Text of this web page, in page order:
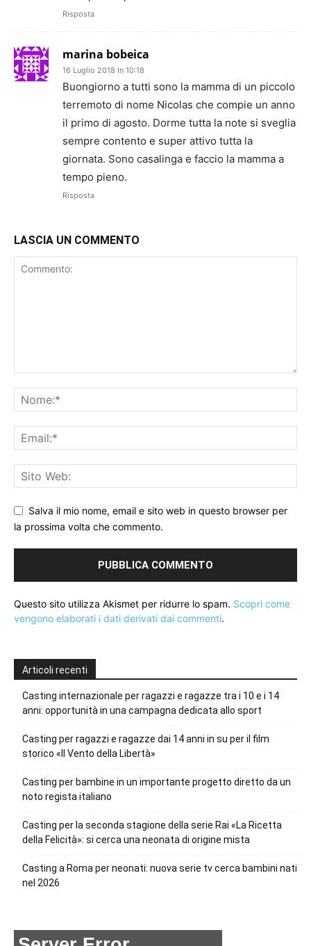
Risposta
marina bobeica
16 Luglio 2018 In 10:18
Buongiorno a tutti sono la mamma di un piccolo
terremoto di nome Nicolas che compie un anno
il primo di agosto. Dorme tutta la note si sveglia
sempre contento e super attivo tutta la
giornata. Sono casalinga e faccio la mamma a
tempo pieno.
Risposta
LASCIA UN COMMENTO
Salva il mio nome, email e sito web in questo browser per
la prossima volta che commento.
Questo sito utilizza Akismet per ridurre lo spam. Scopri come
vengono elaborati i dati derivati dai commenti.
Articoli recenti
Casting internazionale per ragazzi e ragazze tra i 10 e i 14
anni: opportunità in una campagna dedicata allo sport
Casting per ragazzi e ragazze dai 14 anni in su per il film
storico «Il Vento della Libertà»
Casting per bambine in un importante progetto diretto da un
noto regista italiano
Casting per la seconda stagione della serie Rai «La Ricetta
della Felicità»: si cerca una neonata di origine mista
Casting a Roma per neonati: nuova serie tv cerca bambini nati
nel 2026